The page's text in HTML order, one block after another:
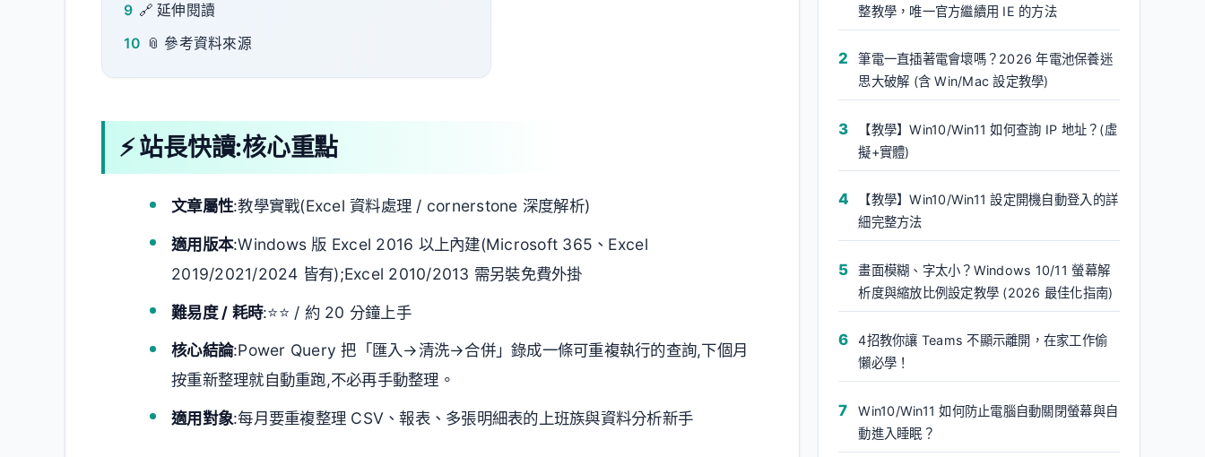
9 🔗 延伸閱讀
10 📎 參考資料來源
⚡ 站長快讀:核心重點
文章屬性:教學實戰(Excel 資料處理 / cornerstone 深度解析)
適用版本:Windows 版 Excel 2016 以上內建(Microsoft 365、Excel
2019/2021/2024 皆有);Excel 2010/2013 需另裝免費外掛
難易度 / 耗時:⭐⭐ / 約 20 分鐘上手
核心結論:Power Query 把「匯入→清洗→合併」錄成一條可重複執行的查詢,下個月
按重新整理就自動重跑,不必再手動整理。
適用對象:每月要重複整理 CSV、報表、多張明細表的上班族與資料分析新手
整教學，唯一官方繼續用 IE 的方法
筆電一直插著電會壞嗎？2026 年電池保養迷
思大破解 (含 Win/Mac 設定教學)
【教學】Win10/Win11 如何查詢 IP 地址？(虛
擬+實體)
【教學】Win10/Win11 設定開機自動登入的詳
細完整方法
畫面模糊、字太小？Windows 10/11 螢幕解
析度與縮放比例設定教學 (2026 最佳化指南)
4招教你讓 Teams 不顯示離開，在家工作偷
懶必學！
Win10/Win11 如何防止電腦自動關閉螢幕與自
動進入睡眠？